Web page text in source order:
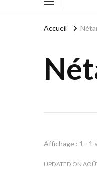
Accueil
Affichage : 1 - 1
UPDATED ON